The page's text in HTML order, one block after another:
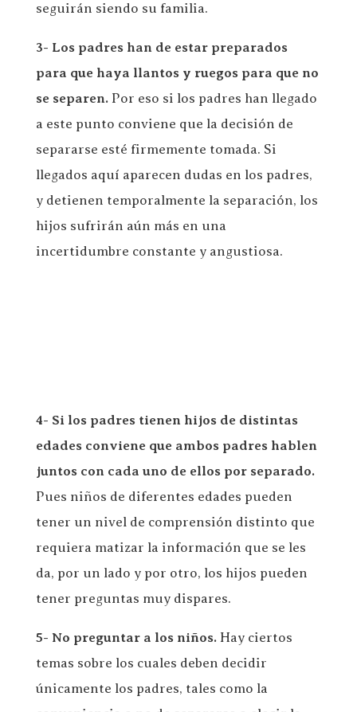
seguirán siendo su familia.
3- Los padres han de estar preparados
para que haya llantos y ruegos para que no
se separen.Por eso si los padres han llegado
a este punto conviene que la decisión de
separarse esté firmemente tomada. Si
llegados aquí aparecen dudas en los padres,
y detienen temporalmente la separación, los
hijos sufrirán aún más en una
incertidumbre constante y angustiosa.
4- Si los padres tienen hijos de distintas
edades conviene que ambos padres hablen
juntos con cada uno de ellos por separado.
Pues niños de diferentes edades pueden
tener un nivel de comprensión distinto que
requiera matizar la información que se les
da, por un lado y por otro, los hijos pueden
tener preguntas muy dispares.
5- No preguntar a los niños.Hay ciertos
temas sobre los cuales deben decidir
únicamente los padres, tales como la